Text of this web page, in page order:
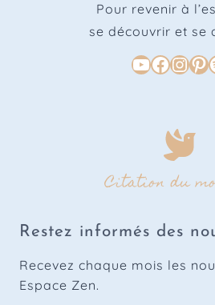
Pour revenir à
se découvrir et se
Youtube
Citation du
Restez informés des
Recevez chaque mois les
Espace Zen.